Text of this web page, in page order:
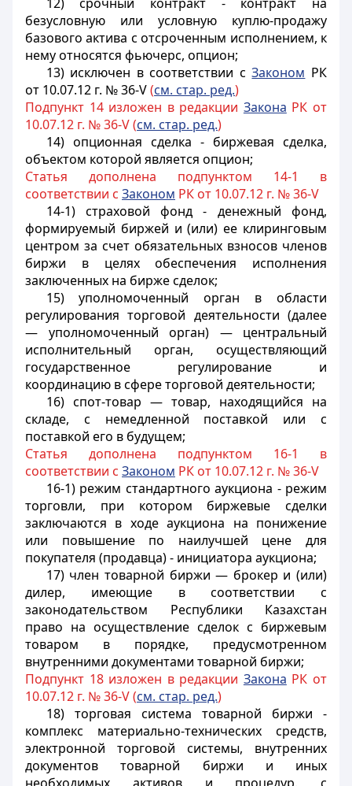
безусловную или условную куплю-продажу
базового актива с отсроченным исполнением, к
нему относятся фьючерс, опцион;
13) исключен в соответствии сЗаконом РК
от 10.07.12 г. № 36-V(см. стар. ред.)
Подпункт 14 изложен в редакции Закона РК от
10.07.12 г. № 36-V (см. стар. ред.)
14) опционная сделка - биржевая сделка,
объектом которой является опцион;
Статья дополнена подпунктом 14-1 в
соответствии с Законом РК от 10.07.12 г. № 36-V
14-1) страховой фонд - денежный фонд,
формируемый биржей и (или) ее клиринговым
центром за счет обязательных взносов членов
биржи в целях обеспечения исполнения
заключенных на бирже сделок;
15) уполномоченный орган в области
регулирования торговой деятельности (далее
— уполномоченный орган) — центральный
исполнительный орган, осуществляющий
государственное регулирование и
координацию в сфере торговой деятельности;
16) спот-товар — товар, находящийся на
складе, с немедленной поставкой или с
поставкой его в будущем;
Статья дополнена подпунктом 16-1 в
соответствии с Законом РК от 10.07.12 г. № 36-V
16-1) режим стандартного аукциона - режим
торговли, при котором биржевые сделки
заключаются в ходе аукциона на понижение
или повышение по наилучшей цене для
покупателя (продавца) - инициатора аукциона;
17) член товарной биржи — брокер и (или)
дилер, имеющие в соответствии с
законодательством Республики Казахстан
право на осуществление сделок с биржевым
товаром в порядке, предусмотренном
внутренними документами товарной биржи;
Подпункт 18 изложен в редакции Закона РК от
10.07.12 г. № 36-V (см. стар. ред.)
18) торговая система товарной биржи -
комплекс материально-технических средств,
электронной торговой системы, внутренних
документов товарной биржи и иных